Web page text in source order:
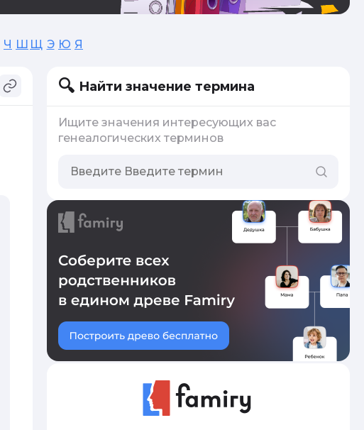
Ч Ш Щ Э Ю Я
Найти значение термина
Ищите значения интересующих вас
генеалогических терминов